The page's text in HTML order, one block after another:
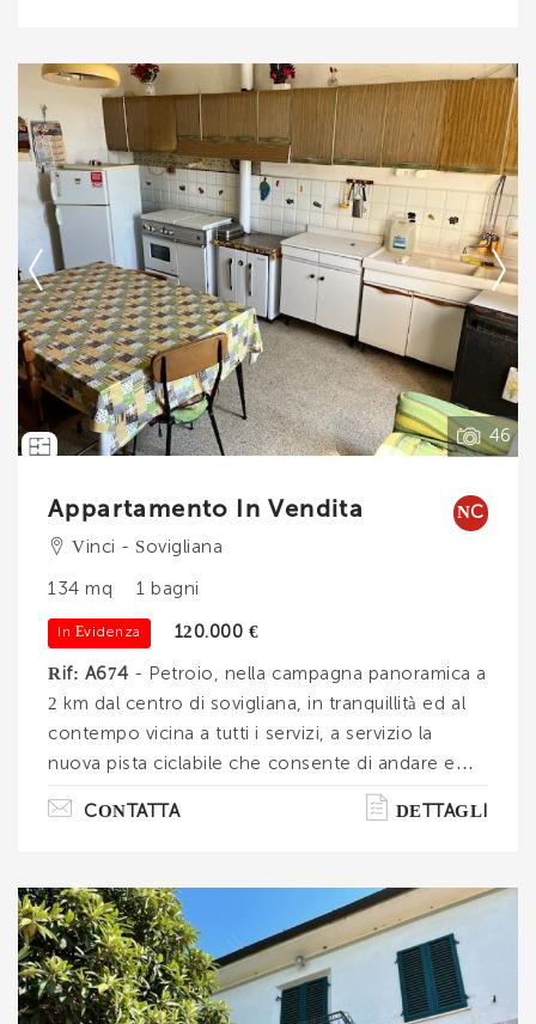
partiamo dal piano terra. Passando dal cancello
carrabile troviamo il parcheggio esclusivo per 4
auto ed il giardino, curato e totalmente abitabile
su cui affaccia l'. . .
46
Ti interessa?
Contatta
--------------------
Vedi tutti i dettagli
Appartamento In Vendita
NC
Vinci - Sovigliana
134 mq 1 bagni
In Evidenza 120.000 €
Rif: A674 - Petroio, nella campagna panoramica a
2 km dal centro di sovigliana, in tranquillità ed al
contempo vicina a tutti i servizi, a servizio la
nuova pista ciclabile che consente di andare e
venire dalla casa percorrendo tutto il viale
togliatti. Appartamento con l'ingresso
soffitta abitabile sovrastante e due appezzamenti
di terreno agricolo appena staccati dall'ingresso
dell'abitazione. Resede al piano terra esclusivo
per il parcheggio di un auto, salendo la. . .
CONTATTA DETTAGLI
Ti interessa?